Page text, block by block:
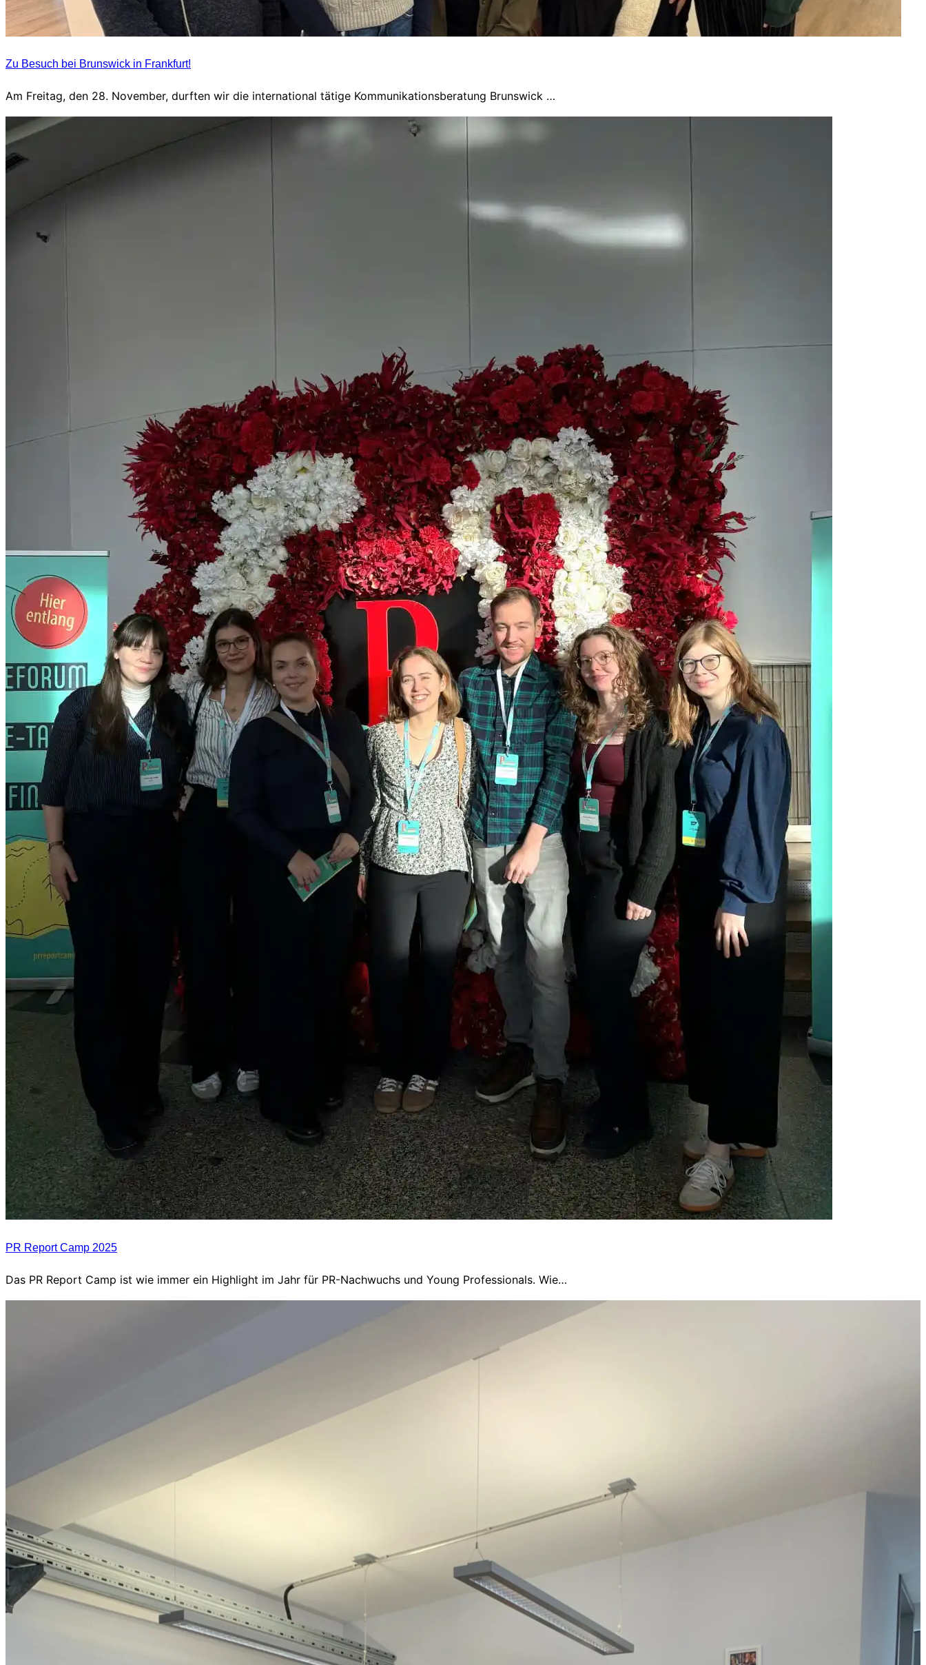
Zu Besuch bei Brunswick in Frankfurt!
Am Freitag, den 28. November, durften wir die international tätige Kommunikationsberatung Brunswick …
PR Report Camp 2025
Das PR Report Camp ist wie immer ein Highlight im Jahr für PR-Nachwuchs und Young Professionals. Wie…